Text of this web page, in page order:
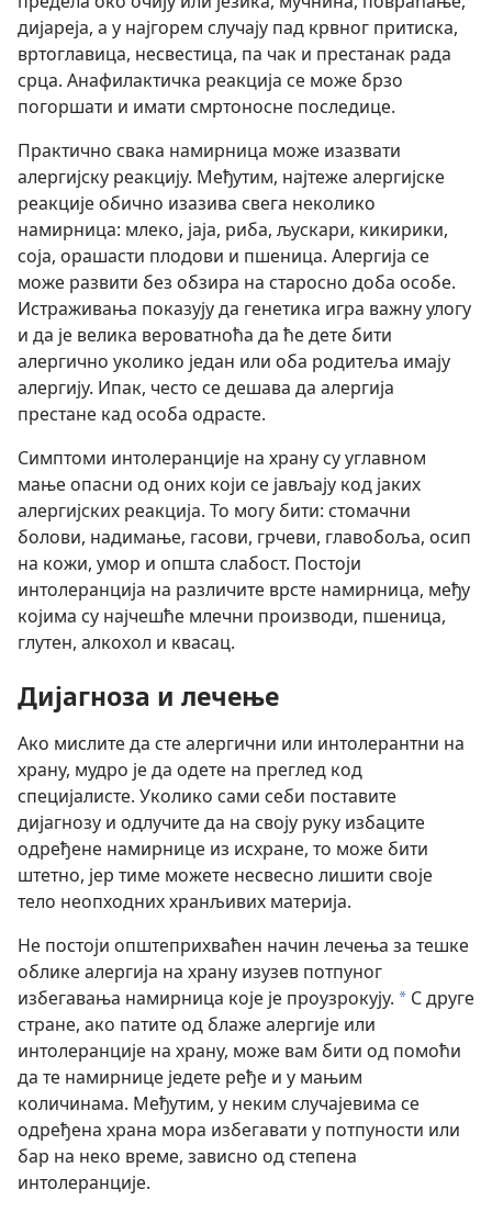
дијареја, а у најгорем случају пад крвног притиска,
вртоглавица, несвестица, па чак и престанак рада
срца. Анафилактичка реакција се може брзо
погоршати и имати смртоносне последице.
Практично свака намирница може изазвати
алергијску реакцију. Међутим, најтеже алергијске
реакције обично изазива свега неколико
намирница: млеко, јаја, риба, љускари, кикирики,
соја, орашасти плодови и пшеница. Алергија се
може развити без обзира на старосно доба особе.
Истраживања показују да генетика игра важну улогу
и да је велика вероватноћа да ће дете бити
алергично уколико један или оба родитеља имају
алергију. Ипак, често се дешава да алергија
престане кад особа одрасте.
Симптоми интолеранције на храну су углавном
мање опасни од оних који се јављају код јаких
алергијских реакција. То могу бити: стомачни
болови, надимање, гасови, грчеви, главобоља, осип
на кожи, умор и општа слабост. Постоји
интолеранција на различите врсте намирница, међу
којима су најчешће млечни производи, пшеница,
глутен, алкохол и квасац.
Дијагноза и лечење
Ако мислите да сте алергични или интолерантни на
храну, мудро је да одете на преглед код
специјалисте. Уколико сами себи поставите
дијагнозу и одлучите да на своју руку избаците
одређене намирнице из исхране, то може бити
штетно, јер тиме можете несвесно лишити своје
тело неопходних хранљивих материја.
Не постоји општеприхваћен начин лечења за тешке
облике алергија на храну изузев потпуног
избегавања намирница које је проузрокују. a С друге
стране, ако патите од блаже алергије или
интолеранције на храну, може вам бити од помоћи
да те намирнице једете ређе и у мањим
количинама. Међутим, у неким случајевима се
одређена храна мора избегавати у потпуности или
бар на неко време, зависно од степена
интолеранције.